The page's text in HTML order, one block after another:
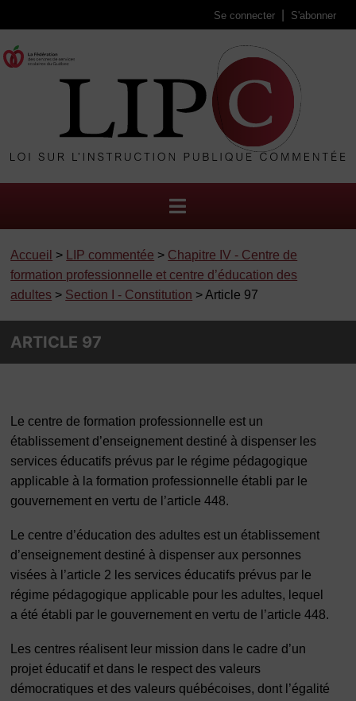
Se connecter S'abonner
Accueil > LIP commentée > Chapitre IV - Centre de
formation professionnelle et centre d’éducation des
adultes > Section I - Constitution > Article 97
ARTICLE 97
Le centre de formation professionnelle est un
établissement d’enseignement destiné à dispenser les
services éducatifs prévus par le régime pédagogique
applicable à la formation professionnelle établi par le
gouvernement en vertu de l’article 448.
Le centre d’éducation des adultes est un établissement
d’enseignement destiné à dispenser aux personnes
visées à l’article 2 les services éducatifs prévus par le
régime pédagogique applicable pour les adultes, lequel
a été établi par le gouvernement en vertu de l’article 448.
Les centres réalisent leur mission dans le cadre d’un
projet éducatif et dans le respect des valeurs
démocratiques et des valeurs québécoises, dont l’égalité